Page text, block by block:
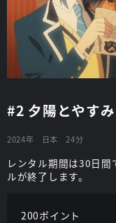
#2 夕陽とやす
2024年 日本 24分
レンタル期間は30日
ルが終了します。
200ポイント